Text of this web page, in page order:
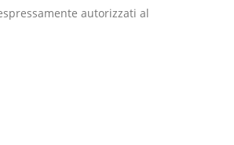
autorizzati al